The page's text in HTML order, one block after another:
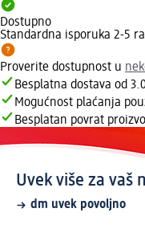
Dostupno
Standardna isporuka 2-5
Proverite dostupnost u
Besplatna dostava od
Mogućnost plaćanja
Besplatan povrat
Uvek više za vaš
dm uvek povoljno